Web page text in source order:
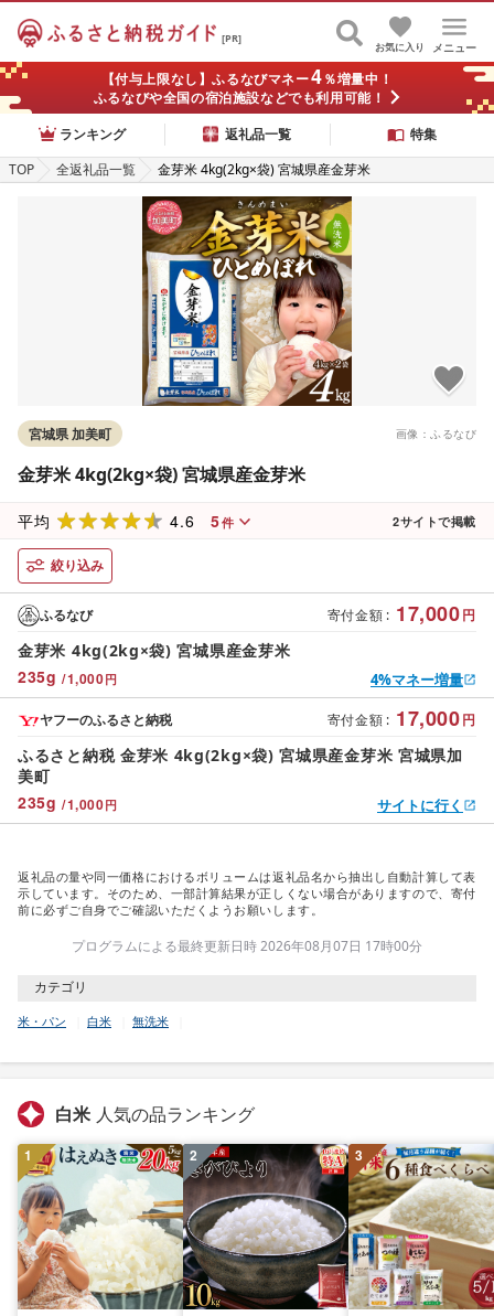
[PR]
メニュー
お気に入り
【付与上限なし】ふるなびマネー4％増量中！
ふるなびや全国の宿泊施設などでも利用可能！
ランキング
返礼品一覧
特集
TOP
全返礼品一覧 金芽米 4kg(2kg×袋) 宮城県産金芽米
画像：ふるなび
宮城県 加美町
金芽米 4kg(2kg×袋) 宮城県産金芽米
平均 4.6 5件 2サイトで掲載
絞り込み
寄付金額 : 17,000円
235g /1,000円
ふるなび
金芽米 4kg(2kg×袋) 宮城県産金芽米
4%マネー増量
寄付金額 : 17,000円
235g /1,000円
ヤフーのふるさと納税
ふるさと納税 金芽米 4kg(2kg×袋) 宮城県産金芽米 宮城県加
美町
サイトに行く
返礼品の量や同一価格におけるボリュームは返礼品名から抽出し自動計算して表
示しています。そのため、一部計算結果が正しくない場合がありますので、寄付
前に必ずご自身でご確認いただくようお願いします。
プログラムによる最終更新日時 2026年08月07日 17時00分
カテゴリ
米・パン 白米 無洗米
白米 人気の品ランキング
1 2 3